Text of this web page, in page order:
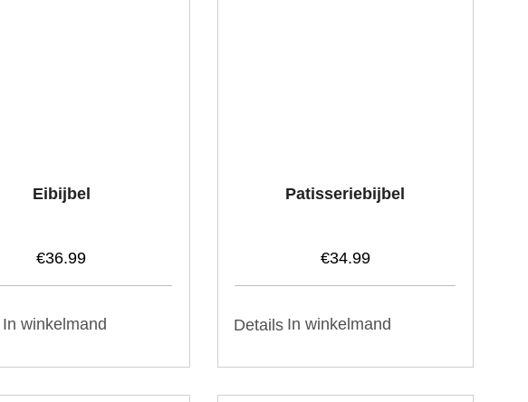
Eibijbel
€36.99
In winkelmand
Patisseriebijbel
€34.99
Details In winkelmand